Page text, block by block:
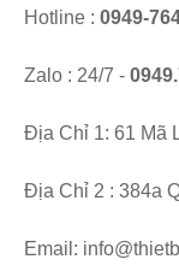
Hotline : 0949-
Zalo : 24/7 -
Địa Chỉ 1: 61 Mã
Địa Chỉ 2 : 384a
Email: